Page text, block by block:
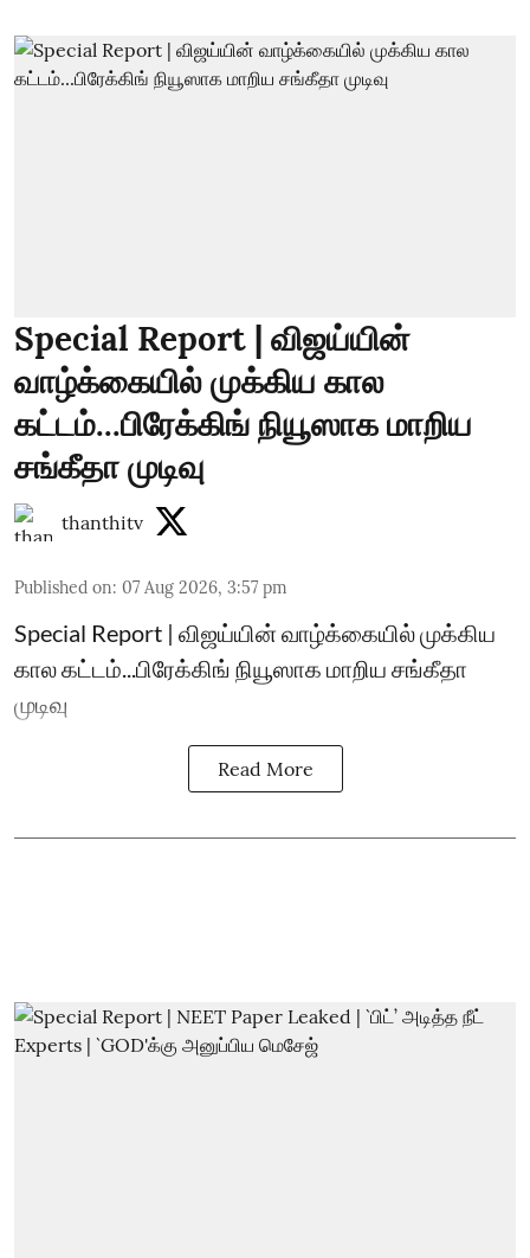
Special Report | விஜய்யின்
வாழ்க்கையில் முக்கிய கால
கட்டம்...பிரேக்கிங் நியூஸாக மாறிய
சங்கீதா முடிவு
thanthitv
Published on: 07 Aug 2026, 3:57 pm
Special Report | விஜய்யின் வாழ்க்கையில் முக்கிய
கால கட்டம்...பிரேக்கிங் நியூஸாக மாறிய சங்கீதா
முடிவு
Read More